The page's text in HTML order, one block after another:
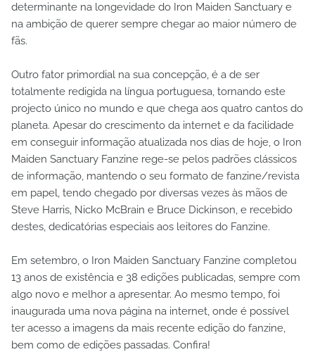
determinante na longevidade do Iron Maiden Sanctuary e
na ambição de querer sempre chegar ao maior número de
fãs.
Outro fator primordial na sua concepção, é a de ser
totalmente redigida na língua portuguesa, tornando este
projecto único no mundo e que chega aos quatro cantos do
planeta. Apesar do crescimento da internet e da facilidade
em conseguir informação atualizada nos dias de hoje, o Iron
Maiden Sanctuary Fanzine rege-se pelos padrões clássicos
de informação, mantendo o seu formato de fanzine/revista
em papel, tendo chegado por diversas vezes às mãos de
Steve Harris, Nicko McBrain e Bruce Dickinson, e recebido
destes, dedicatórias especiais aos leitores do Fanzine.
Em setembro, o Iron Maiden Sanctuary Fanzine completou
13 anos de existência e 38 edições publicadas, sempre com
algo novo e melhor a apresentar. Ao mesmo tempo, foi
inaugurada uma nova página na internet, onde é possível
ter acesso a imagens da mais recente edição do fanzine,
bem como de edições passadas. Confira!